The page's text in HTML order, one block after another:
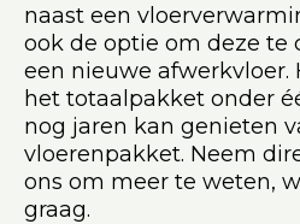
naast een
ook de optie om deze te
een nieuwe afwerkvloer.
het totaalpakket onder
nog jaren kan genieten
vloerenpakket. Neem
ons om meer te weten,
graag.